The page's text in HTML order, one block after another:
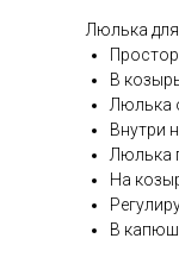
Люлька
В
Люлька
Внутри
Люлька
На
В